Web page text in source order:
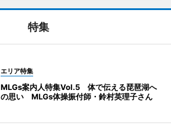
特集
エリア特集
MLGs案内人特集Vol.5 体で伝える琵琶湖へ
の思い MLGs体操振付師・鈴村英理子さん